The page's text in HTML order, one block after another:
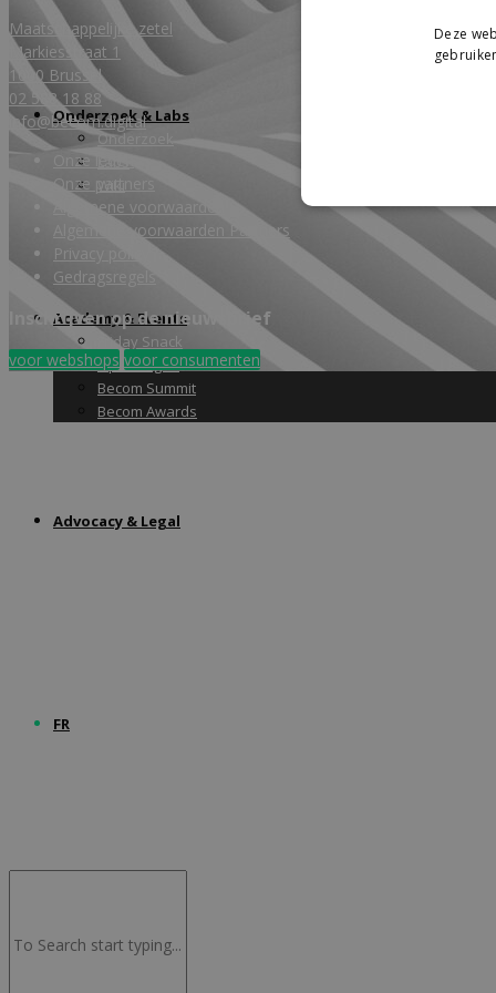
Onderzoek & Labs
Onderzoek
Wiki
Academy & Events
Friday Snack
Opleidingen
Becom Summit
Becom Awards
Advocacy & Legal
FR
Maatschappelijke zetel
Markiesstraat 1
1000 Brussel
02 588 18 88
info@becom.digital
Onze leden
Onze partners
Algemene voorwaarden
Algemene voorwaarden Partners
Privacy policy
Gedragsregels
Inschrijven op de nieuwsbrief
voor webshops voor consumenten
Deze